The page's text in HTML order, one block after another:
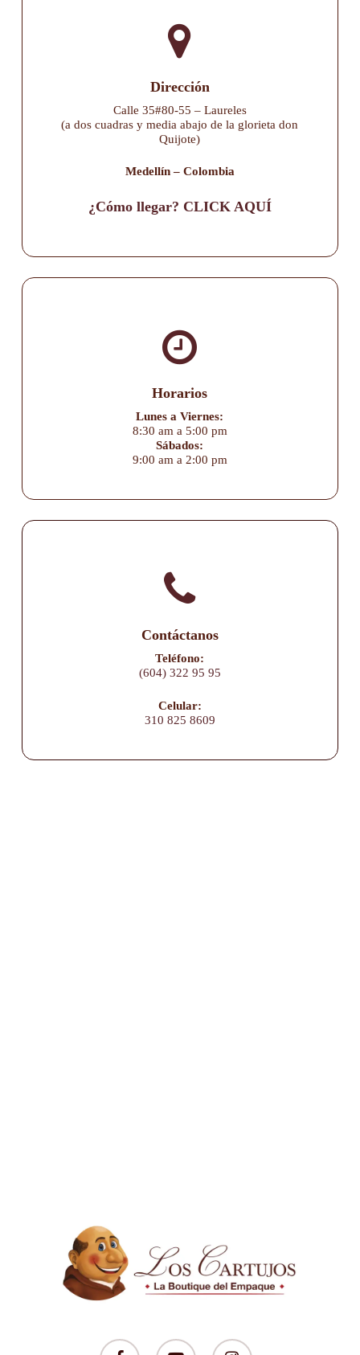
Dirección
Calle 35#80-55 – Laureles
(a dos cuadras y media abajo de la glorieta don
Quijote)
Medellín – Colombia
¿Cómo llegar? CLICK AQUÍ
Horarios
Lunes a Viernes:
8:30 am a 5:00 pm
Sábados:
9:00 am a 2:00 pm
Contáctanos
Teléfono:
(604) 322 95 95
Celular:
310 825 8609
facebook youtube instagram